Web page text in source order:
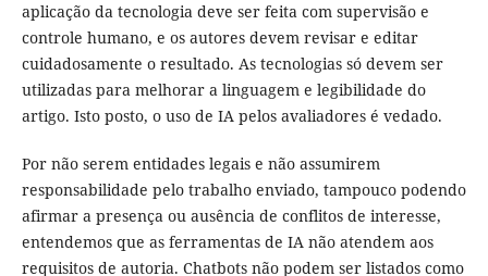
aplicação da tecnologia deve ser feita com supervisão e
controle humano, e os autores devem revisar e editar
cuidadosamente o resultado. As tecnologias só devem ser
utilizadas para melhorar a linguagem e legibilidade do
artigo. Isto posto, o uso de IA pelos avaliadores é vedado.
Por não serem entidades legais e não assumirem
responsabilidade pelo trabalho enviado, tampouco podendo
afirmar a presença ou ausência de conflitos de interesse,
entendemos que as ferramentas de IA não atendem aos
requisitos de autoria. Chatbots não podem ser listados como